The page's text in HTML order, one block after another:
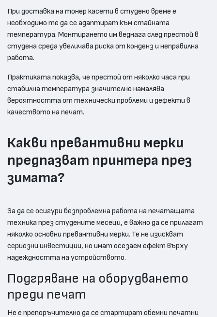
При доставка на тонер касети в студено време е
необходимо те да се адаптират към стайната
температура. Монтирането им веднага след престой в
студена среда увеличава риска от конденз и неправилна
работа.
Практиката показва, че престой от няколко часа при
стабилна температура значително намалява
вероятността от технически проблеми и дефекти в
качеството на печат.
Какви превантивни мерки
предпазват принтера през
зимата?
За да се осигури безпроблемна работа на печатащата
техника през студените месеци, е важно да се прилагат
няколко основни превантивни мерки. Те не изискват
сериозни инвестиции, но имат осезаем ефект върху
надеждността на устройството.
Подгряване на оборудването
преди печат
Не е препоръчително да се стартират обемни печатни